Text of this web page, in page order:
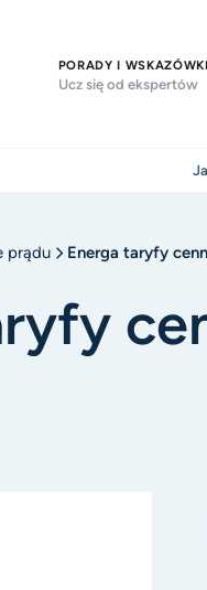
PORADY I WSKAZÓWKI
Ucz się od ekspertów
prądu Energa taryfy